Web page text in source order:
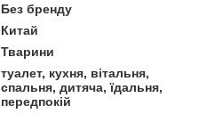
Без бренду
Китай
Тварини
туалет, кухня, вітальня,
спальня, дитяча, їдальня,
передпокій